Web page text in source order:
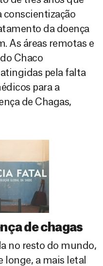
conscientização
da doença
As áreas remotas e
Chaco
atingidas pela falta
para a
de Chagas,
de chagas
no resto do mundo,
longe, a mais letal